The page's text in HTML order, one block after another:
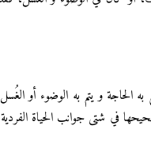
به الحاجة و يتم به الوضوء أو
في شتى جوانب الحياة